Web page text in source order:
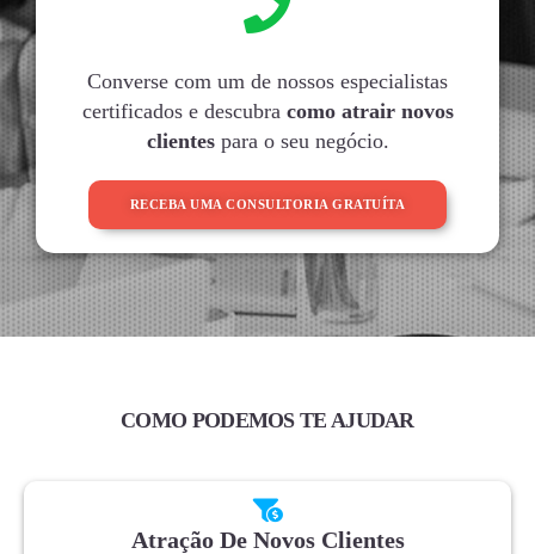
Converse com um de nossos especialistas
certificados e descubra como atrair novos
clientespara o seu negócio.
RECEBA UMA CONSULTORIA GRATUÍTA
COMO PODEMOS TE AJUDAR
Atração De Novos Clientes